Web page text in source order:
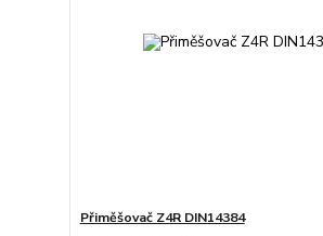
Přiměšovač Z4R DIN14384